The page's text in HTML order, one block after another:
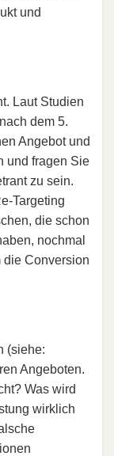
und
Laut Studien
dem 5.
Angebot und
und fragen Sie
zu sein.
Targeting
die schon
nochmal
die Conversion
(siehe:
Angeboten.
Was wird
wirklich